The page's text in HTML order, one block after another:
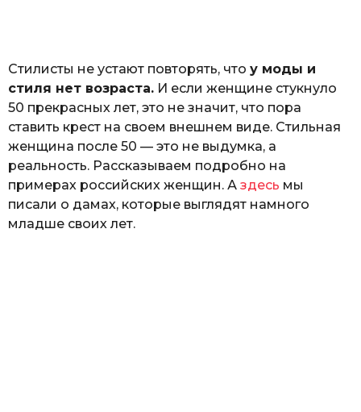
Стилисты не устают повторять, что у моды и
стиля нет возраста. И если женщине стукнуло
50 прекрасных лет, это не значит, что пора
ставить крест на своем внешнем виде. Стильная
женщина после 50 — это не выдумка, а
реальность. Рассказываем подробно на
примерах российских женщин. А здесь мы
писали о дамах, которые выглядят намного
младше своих лет.